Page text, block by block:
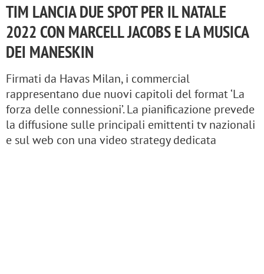
TIM LANCIA DUE SPOT PER IL NATALE
2022 CON MARCELL JACOBS E LA MUSICA
DEI MANESKIN
Firmati da Havas Milan, i commercial
rappresentano due nuovi capitoli del format ‘La
forza delle connessioni’. La pianificazione prevede
la diffusione sulle principali emittenti tv nazionali
e sul web con una video strategy dedicata